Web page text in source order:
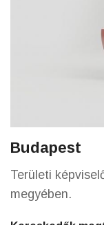
Budapest
Területi
megyében.